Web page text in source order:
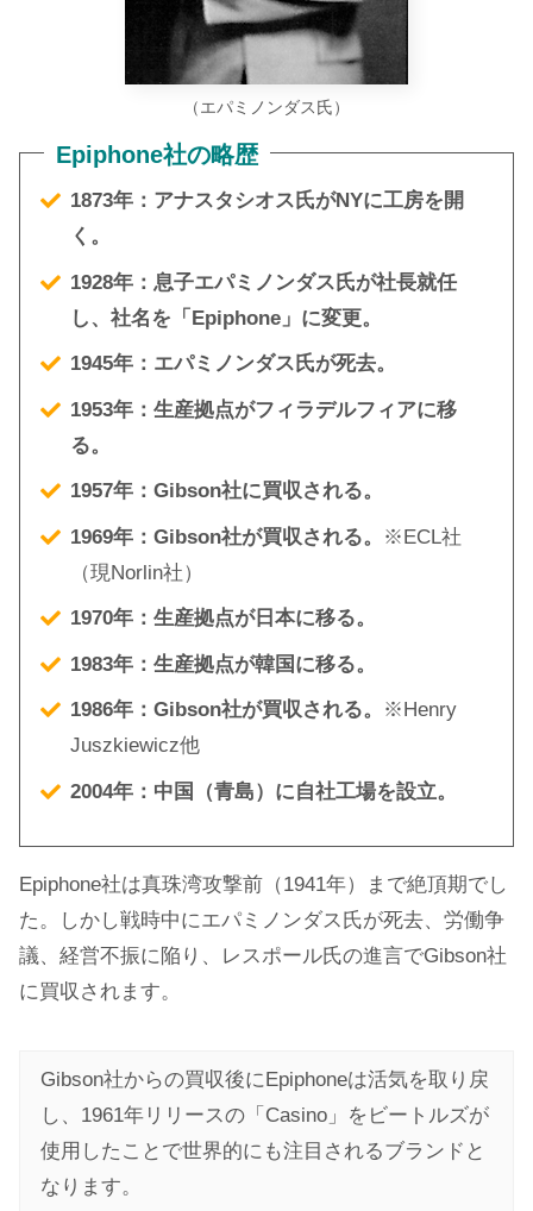
（エパミノンダス氏）
Epiphone社の略歴
1873年：アナスタシオス氏がNYに工房を開
く。
1928年：息子エパミノンダス氏が社長就任
し、社名を「Epiphone」に変更。
1945年：エパミノンダス氏が死去。
1953年：生産拠点がフィラデルフィアに移
る。
1957年：Gibson社に買収される。
1969年：Gibson社が買収される。
※ECL社
（現Norlin社）
1970年：生産拠点が日本に移る。
1983年：生産拠点が韓国に移る。
1986年：Gibson社が買収される。
※Henry
Juszkiewicz他
2004年：中国（青島）に自社工場を設立。
Epiphone社は真珠湾攻撃前（1941年）まで絶頂期でし
た。しかし戦時中にエパミノンダス氏が死去、労働争
議、経営不振に陥り、レスポール氏の進言でGibson社
に買収されます。
Gibson社からの買収後にEpiphoneは活気を取り戻
し、1961年リリースの「Casino」をビートルズが
使用したことで世界的にも注目されるブランドと
なります。